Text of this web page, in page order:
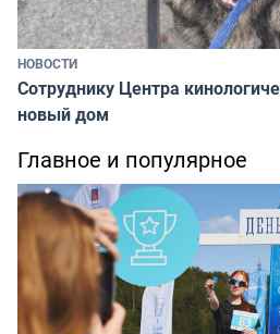
НОВОСТИ
Сотруднику Центра
новый дом
Главное и популярное